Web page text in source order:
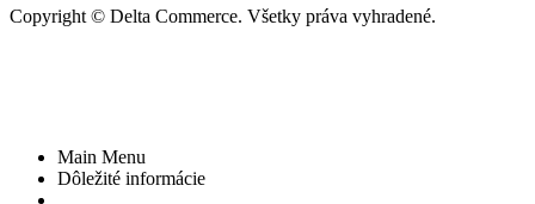
Copyright © Delta Commerce. Všetky práva vyhradené.
Main Menu
Dôležité informácie